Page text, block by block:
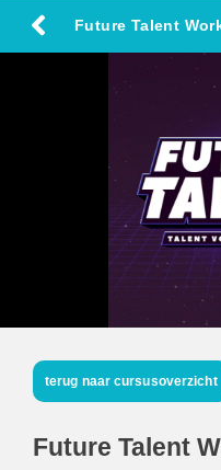
Future Talent
terug naar cursusoverzicht
Future Talent